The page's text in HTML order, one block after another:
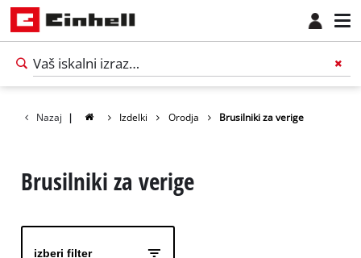
Nazaj | Izdelki Orodja Brusilniki za verige
Brusilniki za verige
izberi filter